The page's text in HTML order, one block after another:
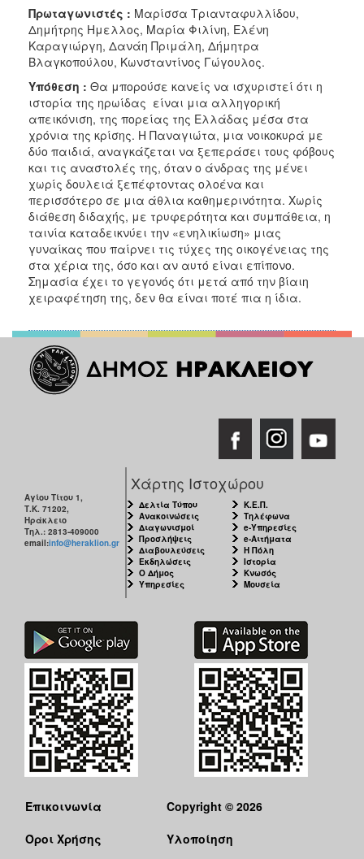
Πρωταγωνιστές : Μαρίσσα Τριανταφυλλίδου,
Δημήτρης Ημελλος, Μαρία Φιλίνη, Ελένη
Καραγιώργη, Δανάη Πριμάλη, Δήμητρα
Βλαγκοπούλου, Κωνσταντίνος Γώγουλος.
Υπόθεση : Θα μπορούσε κανείς να ισχυριστεί ότι η
ιστορία της ηρωίδας είναι μια αλληγορική
απεικόνιση, της πορείας της Ελλάδας μέσα στα
χρόνια της κρίσης. Η Παναγιώτα, μια νοικοκυρά με
δύο παιδιά, αναγκάζεται να ξεπεράσει τους φόβους
και τις αναστολές της, όταν ο άνδρας της μένει
χωρίς δουλειά ξεπέφτοντας ολοένα και
περισσότερο σε μια άθλια καθημερινότητα. Χωρίς
διάθεση διδαχής, με τρυφερότητα και συμπάθεια, η
ταινία καταδεικνύει την «ενηλικίωση» μιας
γυναίκας που παίρνει τις τύχες της οικογένειας της
στα χέρια της, όσο και αν αυτό είναι επίπονο.
Σημασία έχει το γεγονός ότι μετά από την βίαιη
χειραφέτηση της, δεν θα είναι ποτέ πια η ίδια.
Αγίου Τίτου 1,
Τ.Κ. 71202,
Ηράκλειο
Τηλ.: 2813-409000
email:info@heraklion.gr
Χάρτης Ιστοχώρου
Δελτία Τύπου
Ανακοινώσεις
Διαγωνισμοί
Προσλήψεις
Διαβουλεύσεις
Εκδηλώσεις
Ο Δήμος
Υπηρεσίες
Κ.Ε.Π.
Τηλέφωνα
e-Υπηρεσίες
e-Αιτήματα
Η Πόλη
Ιστορία
Κνωσός
Μουσεία
Επικοινωνία
Όροι Χρήσης
Copyright © 2026
Υλοποίηση